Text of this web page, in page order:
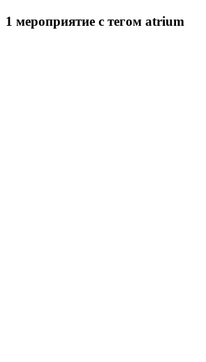
1 мероприятие с тегом atrium